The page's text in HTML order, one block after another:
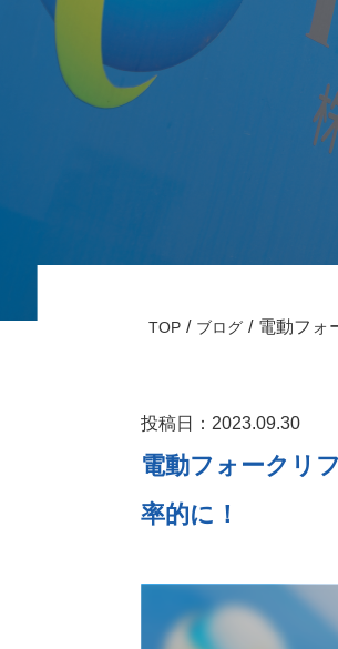
TOP ブログ 電動フォ
投稿日：2023.09.30
電動フォークリ
率的に！